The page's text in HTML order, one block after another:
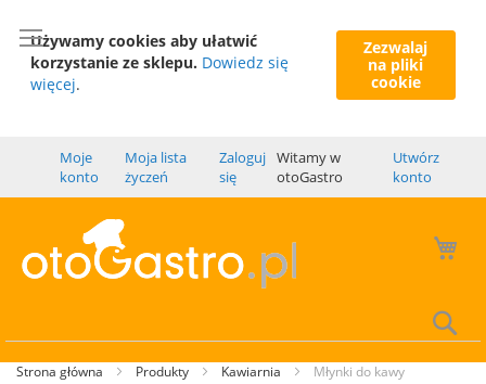
Używamy cookies aby ułatwić
korzystanie ze sklepu. Dowiedz się
więcej.
Zezwalaj
na pliki
cookie
Moje
konto
Moja lista
życzeń
Zaloguj
się
Witamy w
otoGastro
Utwórz
konto
Strona główna Produkty Kawiarnia Młynki do kawy